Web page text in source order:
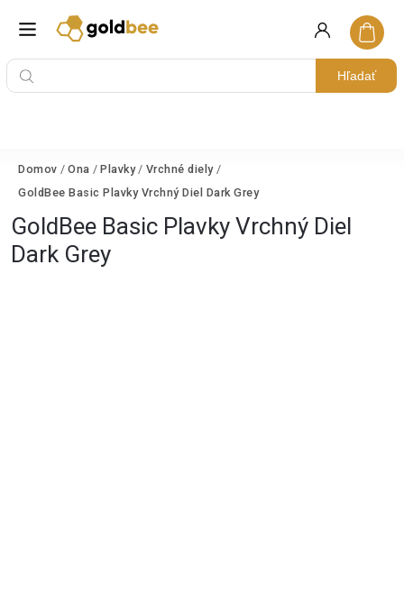
Hľadať
Domov / Ona / Plavky / Vrchné diely /
GoldBee Basic Plavky Vrchný Diel Dark Grey
GoldBee Basic Plavky Vrchný Diel
Dark Grey